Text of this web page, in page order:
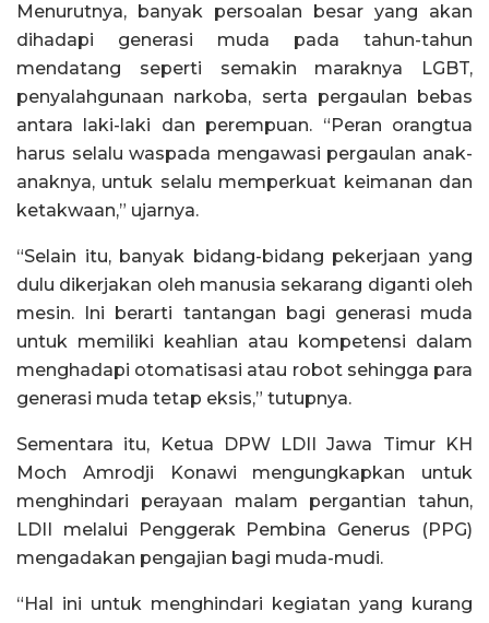
Menurutnya, banyak persoalan besar yang akan
dihadapi generasi muda pada tahun-tahun
mendatang seperti semakin maraknya LGBT,
penyalahgunaan narkoba, serta pergaulan bebas
antara laki-laki dan perempuan. “Peran orangtua
harus selalu waspada mengawasi pergaulan anak-
anaknya, untuk selalu memperkuat keimanan dan
ketakwaan,” ujarnya.
“Selain itu, banyak bidang-bidang pekerjaan yang
dulu dikerjakan oleh manusia sekarang diganti oleh
mesin. Ini berarti tantangan bagi generasi muda
untuk memiliki keahlian atau kompetensi dalam
menghadapi otomatisasi atau robot sehingga para
generasi muda tetap eksis,” tutupnya.
Sementara itu, Ketua DPW LDII Jawa Timur KH
Moch Amrodji Konawi mengungkapkan untuk
menghindari perayaan malam pergantian tahun,
LDII melalui Penggerak Pembina Generus (PPG)
mengadakan pengajian bagi muda-mudi.
“Hal ini untuk menghindari kegiatan yang kurang